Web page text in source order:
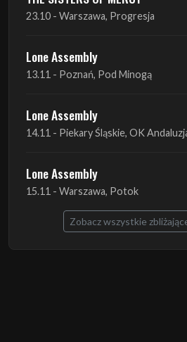
Lone Assembly
14.11 - Piekary Śląskie, OK Andaluzja
Lone Assembly
15.11 - Warszawa, Potok